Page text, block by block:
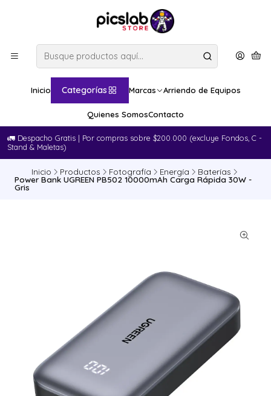
Inicio Categorías Marcas Arriendo de Equipos
Quienes SomosContacto
🚛​ Despacho Gratis | Por compras sobre $200.000 (excluye Fondos, C -
Stand & Maletas)
Inicio Productos Fotografía Energía Baterías
Power Bank UGREEN PB502 10000mAh Carga Rápida 30W -
Gris